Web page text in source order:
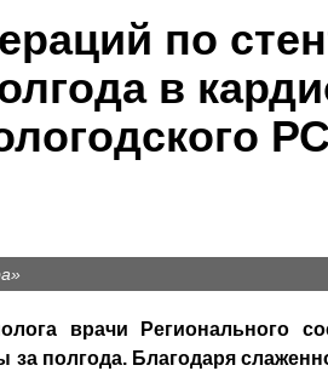
по
в
врачи Регионального
за полгода. Благодаря